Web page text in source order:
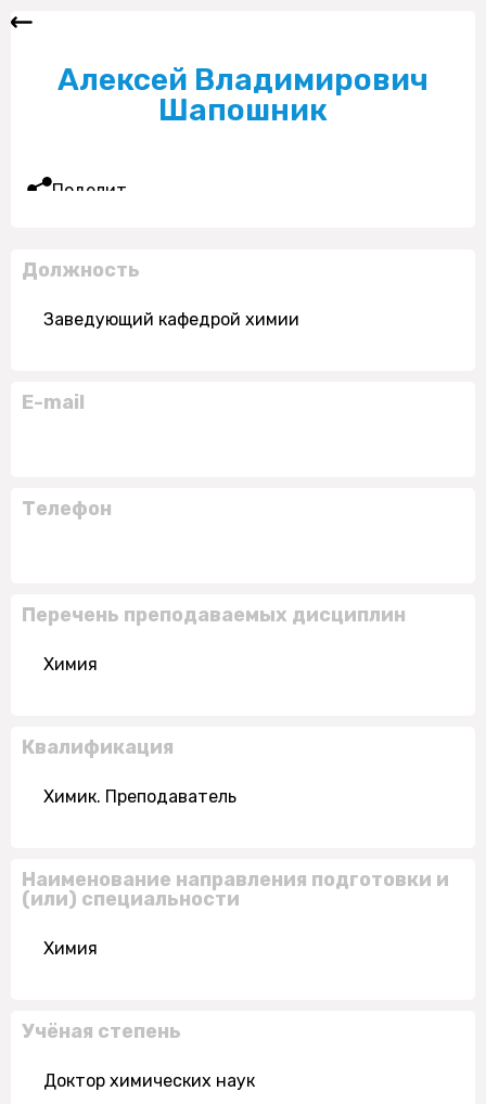
Алексей Владимирович
Шапошник
Поделиться
Должность
Заведующий кафедрой химии
E-mail
Телефон
Перечень преподаваемых дисциплин
Химия
Квалификация
Химик. Преподаватель
Наименование направления подготовки и
(или) специальности
Химия
Учёная степень
Доктор химических наук